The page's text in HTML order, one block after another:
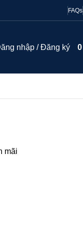
FAQs
nhập / Đăng ký
mãi